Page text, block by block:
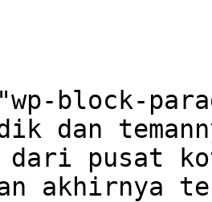
block-
dan
dari pusat
akhirnya